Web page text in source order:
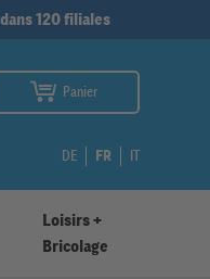
120 filiales
Panier
Loisirs +
Bricolage
DE FR IT